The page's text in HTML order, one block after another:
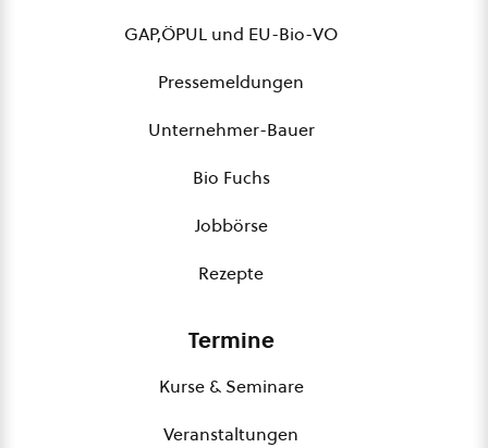
GAP,ÖPUL und EU-Bio-VO
Pressemeldungen
Unternehmer-Bauer
Bio Fuchs
Jobbörse
Rezepte
Termine
Kurse & Seminare
Veranstaltungen